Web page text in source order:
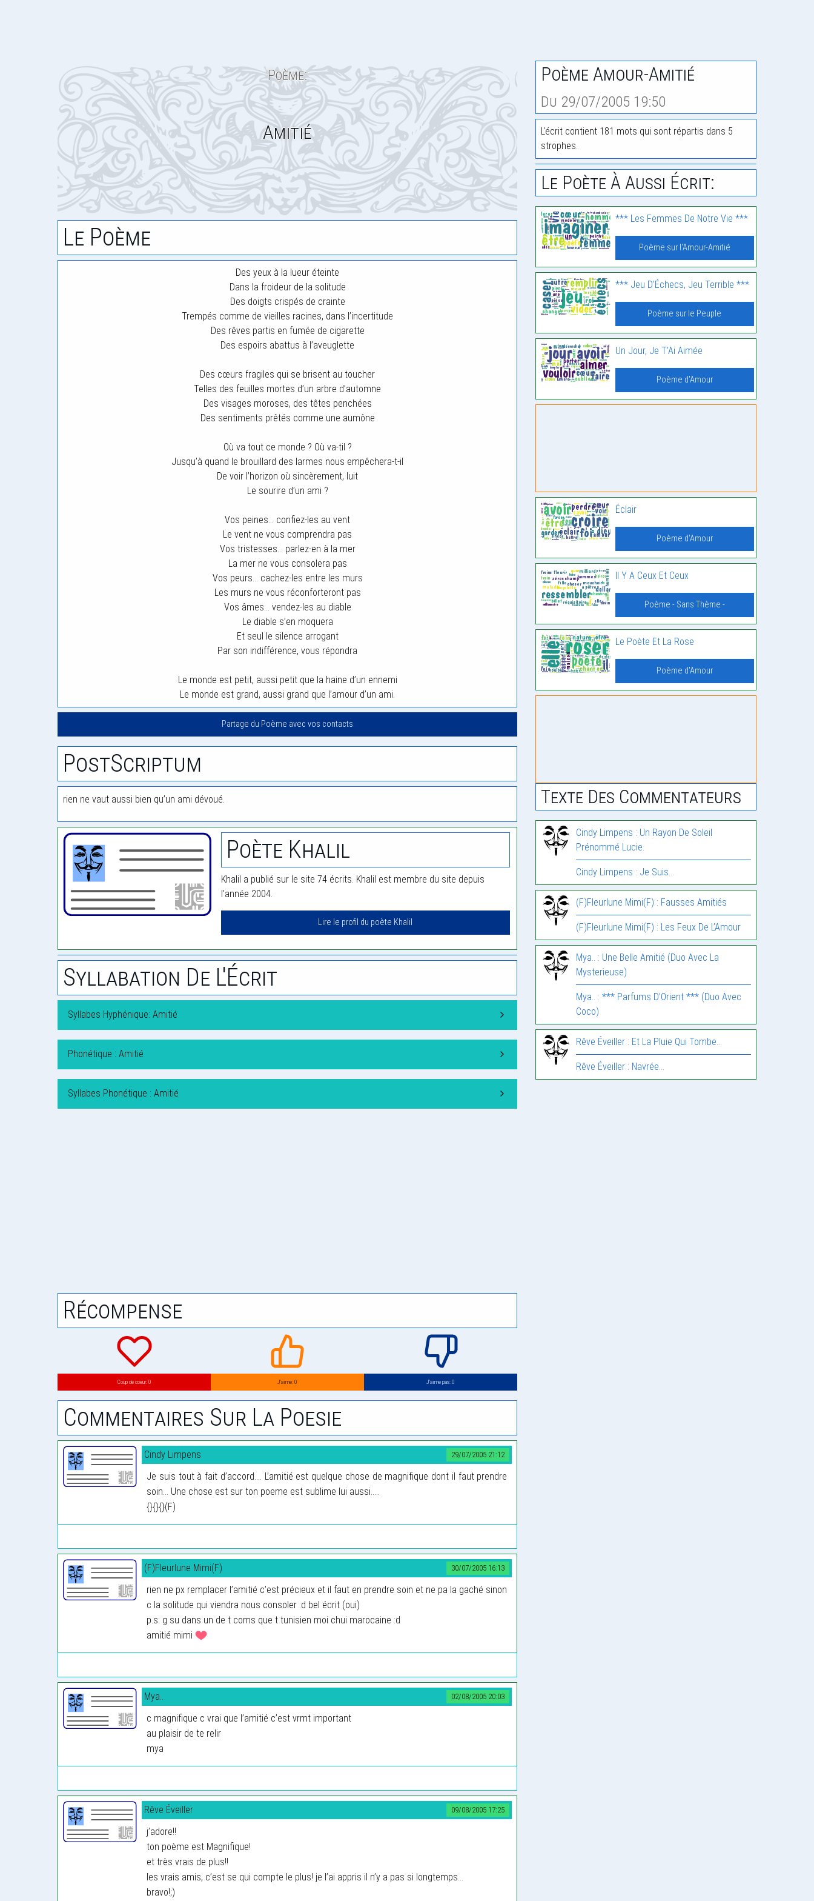
Poème:
Amitié
Le Poème
Des yeux à la lueur éteinte
Dans la froideur de la solitude
Des doigts crispés de crainte
Trempés comme de vieilles racines, dans l’incertitude
Des rêves partis en fumée de cigarette
Des espoirs abattus à l’aveuglette
Des cœurs fragiles qui se brisent au toucher
Telles des feuilles mortes d’un arbre d’automne
Des visages moroses, des têtes penchées
Des sentiments prêtés comme une aumône
Où va tout ce monde ? Où va-til ?
Jusqu’à quand le brouillard des larmes nous empêchera-t-il
De voir l’horizon où sincèrement, luit
Le sourire d’un ami ?
Vos peines… confiez-les au vent
Le vent ne vous comprendra pas
Vos tristesses… parlez-en à la mer
La mer ne vous consolera pas
Vos peurs… cachez-les entre les murs
Les murs ne vous réconforteront pas
Vos âmes… vendez-les au diable
Le diable s’en moquera
Et seul le silence arrogant
Par son indifférence, vous répondra
Le monde est petit, aussi petit que la haine d’un ennemi
Le monde est grand, aussi grand que l’amour d’un ami.
Partage du Poème avec vos contacts
PostScriptum
rien ne vaut aussi bien qu’un ami dévoué.
Poète Khalil
Khalil a publié sur le site 74 écrits. Khalil est membre du site depuis
l'année 2004.
Lire le profil du poète Khalil
Syllabation De L'Écrit
Syllabes Hyphénique: Amitié
Phonétique : Amitié
Syllabes Phonétique : Amitié
Récompense
Coup de coeur: 0 J’aime: 0 J’aime pas: 0
Commentaires Sur La Poesie
29/07/2005 21:12
Cindy Limpens
Je suis tout à fait d’accord.... L’amitié est quelque chose de magnifique dont il faut prendre
soin... Une chose est sur ton poeme est sublime lui aussi.....
{}{}{}(F)
30/07/2005 16:13
(F)Fleurlune Mimi(F)
rien ne px remplacer l’amitié c’est précieux et il faut en prendre soin et ne pa la gaché sinon
c la solitude qui viendra nous consoler :d bel écrit (oui)
p.s: g su dans un de t coms que t tunisien moi chui marocaine :d
amitié mimi
02/08/2005 20:03
Mya..
c magnifique c vrai que l’amitié c’est vrmt important
au plaisir de te relir
mya
09/08/2005 17:25
Rêve Éveiller
j’adore!!
ton poème est Magnifique!
et très vrais de plus!!
les vrais amis, c’est se qui compte le plus! je l’ai appris il n’y a pas si longtemps...
bravo!;)
Poème Amour-Amitié
Du 29/07/2005 19:50
L'écrit contient 181 mots qui sont répartis dans 5
strophes.
Le Poète À Aussi Écrit:
*** Les Femmes De Notre Vie ***
Poème sur l'Amour-Amitié
*** Jeu D’Échecs, Jeu Terrible ***
Poème sur le Peuple
Un Jour, Je T’Ai Aimée
Poème d'Amour
Éclair
Poème d'Amour
Il Y A Ceux Et Ceux
Poème - Sans Thème -
Le Poète Et La Rose
Poème d'Amour
Texte Des Commentateurs
Cindy Limpens : Un Rayon De Soleil
Prénommé Lucie.
Cindy Limpens : Je Suis…
(F)Fleurlune Mimi(F) : Fausses Amitiés
(F)Fleurlune Mimi(F) : Les Feux De L’Amour
Mya.. : Une Belle Amitié (Duo Avec La
Mysterieuse)
Mya.. : *** Parfums D’Orient *** (Duo Avec
Coco)
Rêve Éveiller : Et La Pluie Qui Tombe…
Rêve Éveiller : Navrée…